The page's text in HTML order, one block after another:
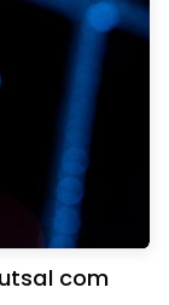
com